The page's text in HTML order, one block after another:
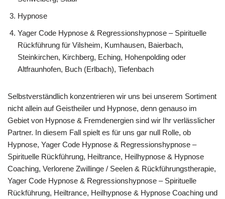
Hypnose
Yager Code Hypnose & Regressionshypnose – Spirituelle
Rückführung für Vilsheim, Kumhausen, Baierbach,
Steinkirchen, Kirchberg, Eching, Hohenpolding oder
Altfraunhofen, Buch (Erlbach), Tiefenbach
Selbstverständlich konzentrieren wir uns bei unserem Sortiment
nicht allein auf Geistheiler und Hypnose, denn genauso im
Gebiet von Hypnose & Fremdenergien sind wir Ihr verlässlicher
Partner. In diesem Fall spielt es für uns gar null Rolle, ob
Hypnose, Yager Code Hypnose & Regressionshypnose –
Spirituelle Rückführung, Heiltrance, Heilhypnose & Hypnose
Coaching, Verlorene Zwillinge / Seelen & Rückführungstherapie,
Yager Code Hypnose & Regressionshypnose – Spirituelle
Rückführung, Heiltrance, Heilhypnose & Hypnose Coaching und